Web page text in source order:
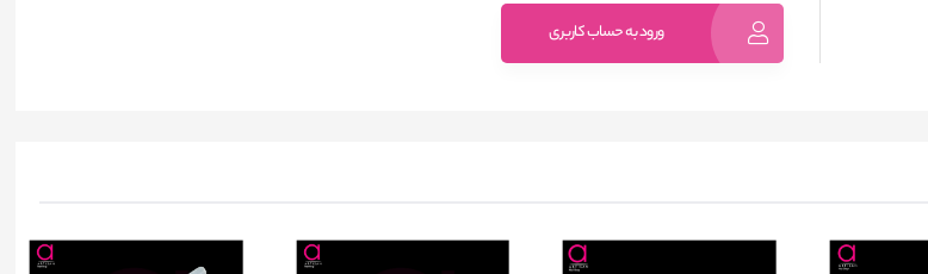
ورود به حساب کاربری